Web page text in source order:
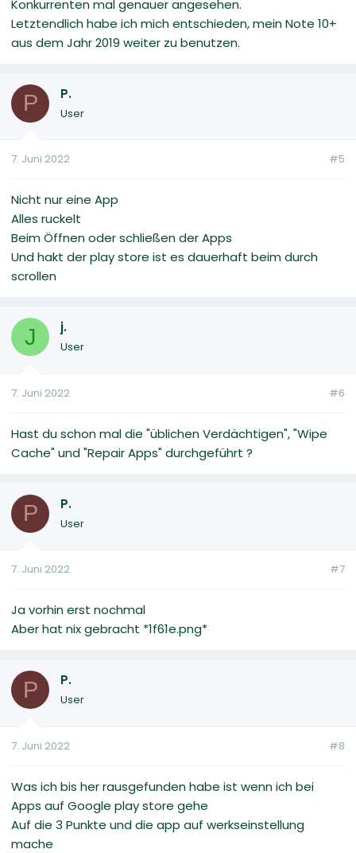
Konkurrenten mal genauer angesehen.
Letztendlich habe ich mich entschieden, mein Note 10+
aus dem Jahr 2019 weiter zu benutzen.
P P.
User
7. Juni 2022 #5
Nicht nur eine App
Alles ruckelt
Beim Öffnen oder schließen der Apps
Und hakt der play store ist es dauerhaft beim durch
scrollen
J j.
User
7. Juni 2022 #6
Hast du schon mal die "üblichen Verdächtigen", "Wipe
Cache" und "Repair Apps" durchgeführt ?
P P.
User
7. Juni 2022 #7
Ja vorhin erst nochmal
Aber hat nix gebracht *1f61e.png*
P P.
User
7. Juni 2022 #8
Was ich bis her rausgefunden habe ist wenn ich bei
Apps auf Google play store gehe
Auf die 3 Punkte und die app auf werkseinstellung
mache